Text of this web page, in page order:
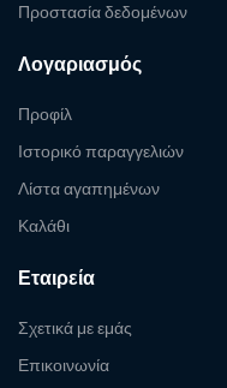
Προστασία δεδομένων
Λογαριασμός
Προφίλ
Ιστορικό παραγγελιών
Λίστα αγαπημένων
Καλάθι
Εταιρεία
Σχετικά με εμάς
Επικοινωνία